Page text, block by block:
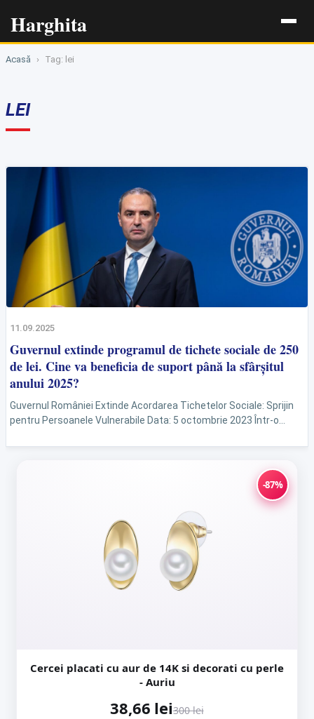
Harghita
Acasă › Tag: lei
LEI
11.09.2025
Guvernul extinde programul de tichete sociale de 250
de lei. Cine va beneficia de suport până la sfârșitul
anului 2025?
Guvernul României Extinde Acordarea Tichetelor Sociale: Sprijin
pentru Persoanele Vulnerabile Data: 5 octombrie 2023 Într-o
financiară, Guvernul României a...
-87%
Cercei placati cu aur de 14K si decorati cu perle
- Auriu
38,66 lei300 lei